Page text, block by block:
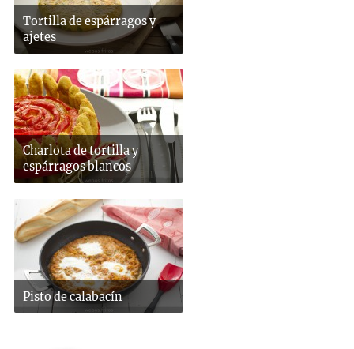
Tortilla de espárragos y
ajetes
Charlota de tortilla y
espárragos blancos
Pisto de calabacín